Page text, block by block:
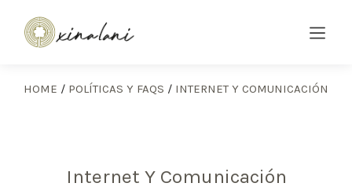
HOME / POLÍTICAS Y FAQS / INTERNET Y COMUNICACIÓN
Internet Y Comunicación